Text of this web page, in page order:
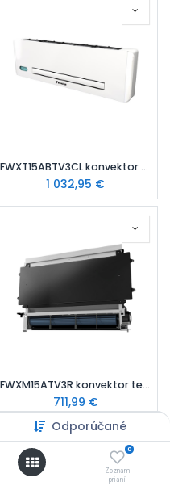
Odporúčané
0
Zoznam
prianí
FWXT15ABTV3CL konvektor tepelné čerpadla s výkonom 1,02 kW, pripojenie vľavo, s IR ovládačom
1 032,95 €
FWXM15ATV3R konvektor tepelné čerpadla s výkonom 1,64 kW, pripojenie vpravo
711,99 €